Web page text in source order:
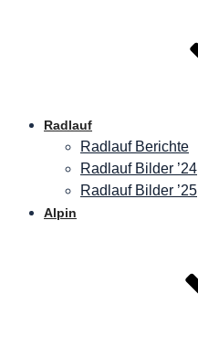
Radlauf
Radlauf Berichte
Radlauf Bilder ’24
Radlauf Bilder ’25
Alpin